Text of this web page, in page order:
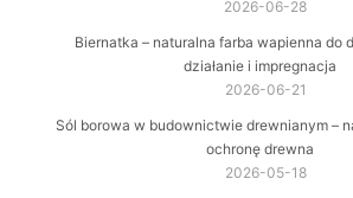
2026-06-28
Biernatka – naturalna farba wapienna do
działanie i impregnacja
2026-06-21
Sól borowa w budownictwie drewnianym –
ochronę drewna
2026-05-18